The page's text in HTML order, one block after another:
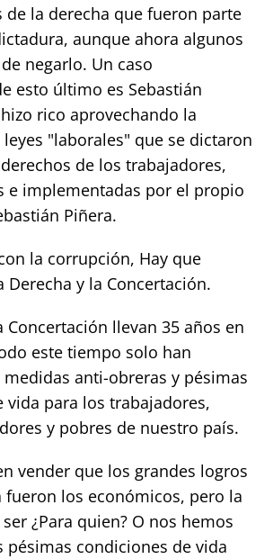
de la derecha que fueron parte
aunque ahora algunos
negarlo. Un caso
esto último es Sebastián
rico aprovechando la
"laborales" que se dictaron
de los trabajadores,
e implementadas por el propio
Piñera.
la corrupción, Hay que
y la Concertación.
Concertación llevan 35 años en
este tiempo solo han
anti-obreras y pésimas
vida para los trabajadores,
y pobres de nuestro país.
vender que los grandes logros
fueron los económicos, pero la
¿Para quien? O nos hemos
pésimas condiciones de vida